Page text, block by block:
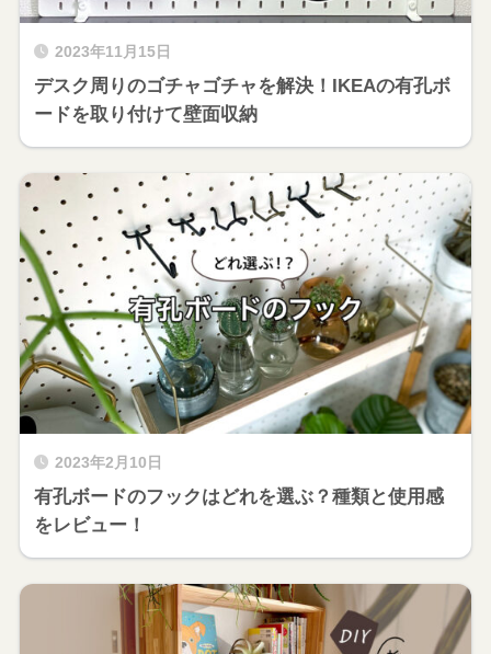
2023年11月15日
デスク周りのゴチャゴチャを解決！IKEAの有孔ボ
ードを取り付けて壁面収納
2023年2月10日
有孔ボードのフックはどれを選ぶ？種類と使用感
をレビュー！